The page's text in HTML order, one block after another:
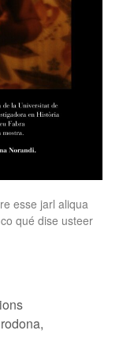
esse jarl aliqua
qué dise usteer
,